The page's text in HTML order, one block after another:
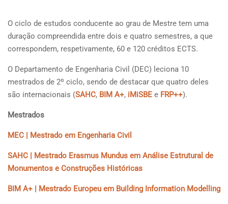
O ciclo de estudos conducente ao grau de Mestre tem uma
duração compreendida entre dois e quatro semestres, a que
correspondem, respetivamente, 60 e 120 créditos ECTS.
O Departamento de Engenharia Civil (DEC) leciona 10
mestrados de 2º ciclo, sendo de destacar que quatro deles
são internacionais (SAHC, BIM A+, iMiSBE e FRP++).
Mestrados
MEC | Mestrado em Engenharia Civil
SAHC | Mestrado Erasmus Mundus em Análise Estrutural de
Monumentos e Construções Históricas
BIM A+ | Mestrado Europeu em Building Information Modelling